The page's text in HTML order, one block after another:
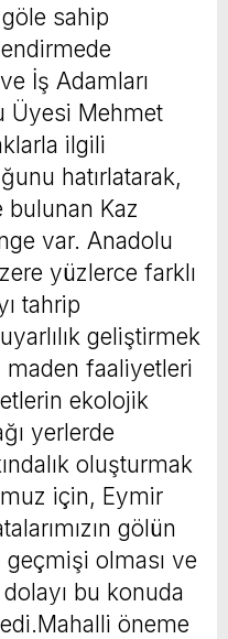
göle sahip
İş Adamları
Üyesi Mehmet
ilgili
hatırlatarak,
bulunan Kaz
var. Anadolu
yüzlerce farklı
tahrip
geliştirmek
faaliyetleri
ekolojik
yerlerde
oluşturmak
için, Eymir
gölün
geçmişi olması ve
bu konuda
öneme